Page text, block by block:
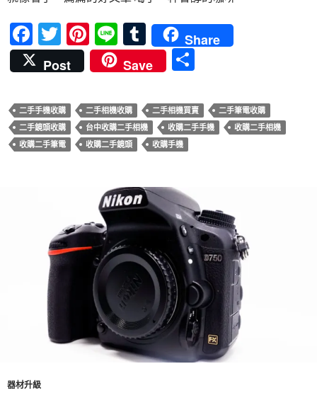
F
ac
e
b
o
o
T
w
itt
er
Pi
nt
er
es
t
Li
n
e
T
u
m
bl
r
Share
Post
Save
二手手機收購 二手相機收購 二手相機買賣
二手筆電收購
二手鏡頭收購
台中收購二手相機 收購二手手機
收購二手相機
收購二手筆電
收購二手鏡頭 收購手機
器材升級